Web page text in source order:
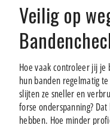
Veilig op
Hoe vaak controleer jij je
hun banden regelmatig
slijten ze sneller en
forse onderspanning?
hebben. Hoe minder